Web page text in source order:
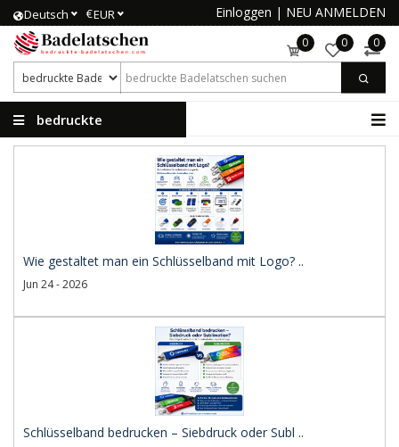
Deutsch €EUR Einloggen | NEU ANMELDEN
0 0 0
bedruckte
Wie gestaltet man ein Schlüsselband mit Logo? ..
Jun 24 - 2026
Schlüsselband bedrucken – Siebdruck oder Subl ..